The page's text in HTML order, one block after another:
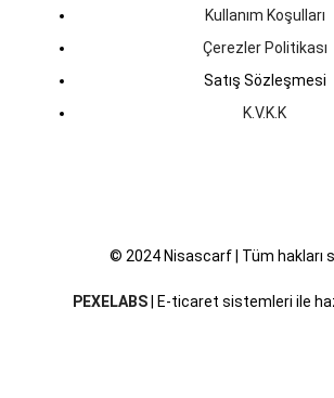
Kullanım Koşulları
Çerezler Politikası
Satış Sözleşmesi
K.V.K.K
© 2024 Nisascarf | Tüm hakları
PEXELABS| E-ticaret sistemleri ile